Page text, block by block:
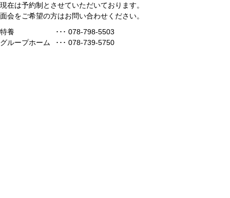
現在は予約制とさせていただいております。
面会をご希望の方はお問い合わせください。
特養
･･･ 078-798-5503
グループホーム
･･･ 078-739-5750